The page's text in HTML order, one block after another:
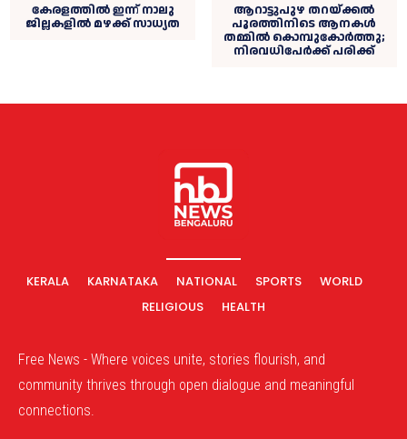
കേരളത്തില്‍ ഇന്ന് നാലു
ജില്ലകളില്‍ മഴക്ക് സാധ്യത
ആറാട്ടുപുഴ തറയ്ക്കല്‍
പൂരത്തിനിടെ ആനകള്‍
തമ്മില്‍ കൊമ്പുകോര്‍ത്തു;
നിരവധിപേർക്ക് പരിക്ക്
KERALA KARNATAKA NATIONAL SPORTS
WORLD
RELIGIOUS
HEALTH
Free News - Where voices unite, stories flourish, and
community thrives through open dialogue and meaningful
connections.